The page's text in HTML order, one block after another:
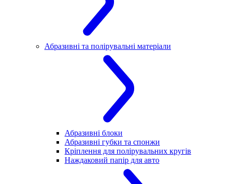
Абразивні та полірувальні матеріали
Абразивні блоки
Абразивні губки та спонжи
Кріплення для полірувальних кругів
Наждаковий папір для авто